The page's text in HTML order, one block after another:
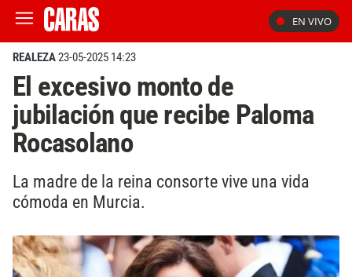
EN VIVO
REALEZA23-05-2025 14:23
El excesivo monto de
jubilación que recibe Paloma
Rocasolano
La madre de la reina consorte vive una vida
cómoda en Murcia.